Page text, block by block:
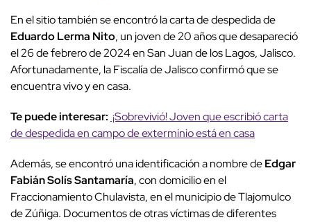
En el sitio también se encontró la carta de despedida de
Eduardo Lerma Nito, un joven de 20 años que desapareció
el 26 de febrero de 2024 en San Juan de los Lagos, Jalisco.
Afortunadamente, la Fiscalía de Jalisco confirmó que se
encuentra vivo y en casa.
Te puede interesar: ¡Sobrevivió! Joven que escribió carta
de despedida en campo de exterminio está en casa
Además, se encontró una identificación a nombre deEdgar
Fabián Solís Santamaría, con domicilio en el
Fraccionamiento Chulavista, en el municipio de Tlajomulco
de Zúñiga. Documentos de otras víctimas de diferentes